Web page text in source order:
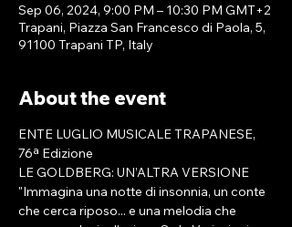
Sep 06, 2024, 9:00 PM – 10:30 PM GMT+2
Trapani, Piazza San Francesco di Paola, 5,
91100 Trapani TP, Italy
About the event
ENTE LUGLIO MUSICALE TRAPANESE,
76ª Edizione
LE GOLDBERG: UN’ALTRA VERSIONE
"Immagina una notte di insonnia, un conte
che cerca riposo... e una melodia che